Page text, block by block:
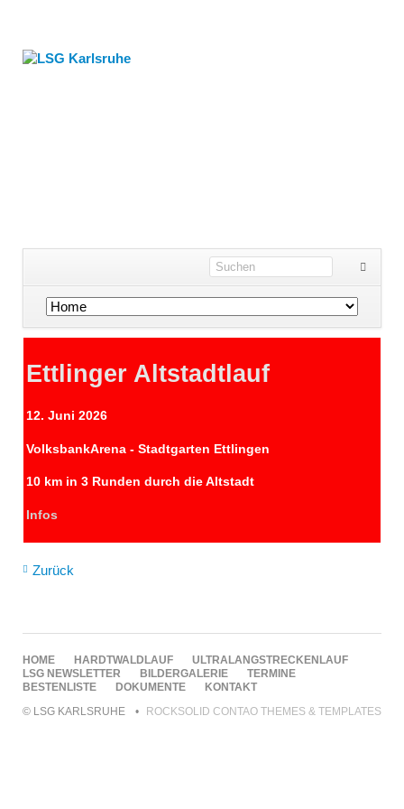
Navigation
Ettlinger Altstadtlauf
12. Juni 2026
VolksbankArena - Stadtgarten Ettlingen
10 km in 3 Runden durch die Altstadt
Infos
Zurück
NAVIGATION
ÜBERSPRINGEN
HOME HARDTWALDLAUF
ULTRALANGSTRECKENLAUF
LSG NEWSLETTER
BILDERGALERIE
TERMINE
BESTENLISTE
DOKUMENTE
KONTAKT
© LSG KARLSRUHE
ROCKSOLID CONTAO THEMES & TEMPLATES